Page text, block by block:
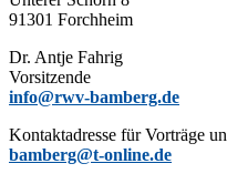
91301 Forchheim
Dr. Ant­je Fahrig
Vorsitzende
info@rwv-bamberg.de
Kon­takt­adres­se für Vor­trä­ge
bamberg@t-online.de